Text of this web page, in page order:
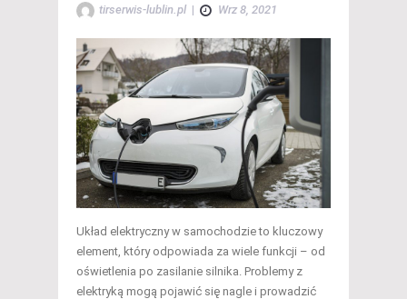
tirserwis-lublin.pl | Wrz 8, 2021
Układ elektryczny w samochodzie to kluczowy
element, który odpowiada za wiele funkcji – od
oświetlenia po zasilanie silnika. Problemy z
elektryką mogą pojawić się nagle i prowadzić